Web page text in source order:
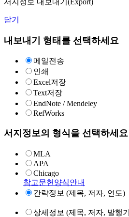
서지정보 내보내기(Export)
닫기
내보내기 형태를 선택하세요
메일전송
인쇄
Excel저장
Text저장
EndNote / Mendeley
RefWorks
서지정보의 형식을 선택하세요
MLA
APA
Chicago
참고문헌양식안내
간략정보 (제목, 저자, 연도)
상세정보 (제목, 저자, 발행